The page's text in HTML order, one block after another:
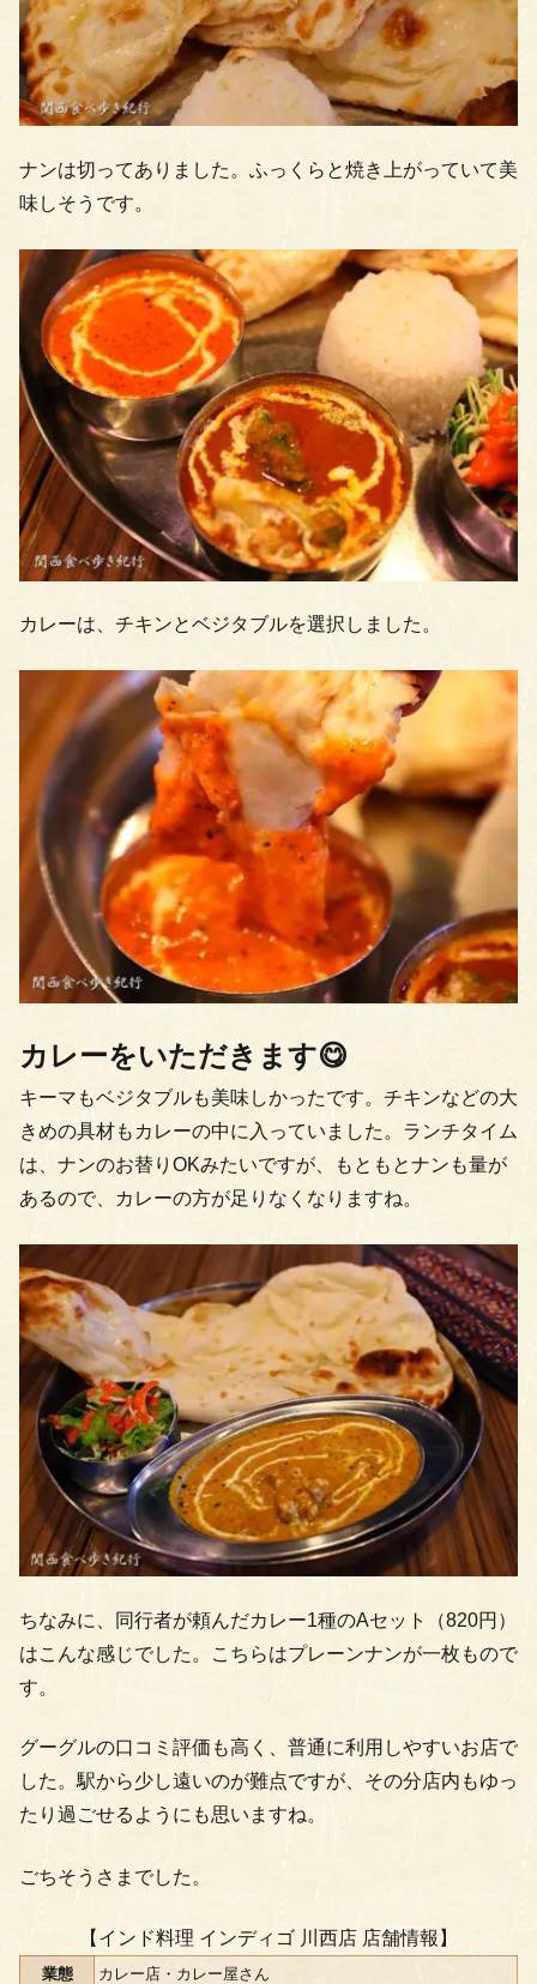
ナンは切ってありました。ふっくらと焼き上がっていて美
味しそうです。
カレーは、チキンとベジタブルを選択しました。
カレーをいただきます😋
キーマもベジタブルも美味しかったです。チキンなどの大
きめの具材もカレーの中に入っていました。ランチタイム
は、ナンのお替りOKみたいですが、もともとナンも量が
あるので、カレーの方が足りなくなりますね。
ちなみに、同行者が頼んだカレー1種のAセット（820円）
はこんな感じでした。こちらはプレーンナンが一枚もので
す。
グーグルの口コミ評価も高く、普通に利用しやすいお店で
した。駅から少し遠いのが難点ですが、その分店内もゆっ
たり過ごせるようにも思いますね。
ごちそうさまでした。
【インド料理 インディゴ 川西店 店舗情報】
業態
カレー店・カレー屋さん